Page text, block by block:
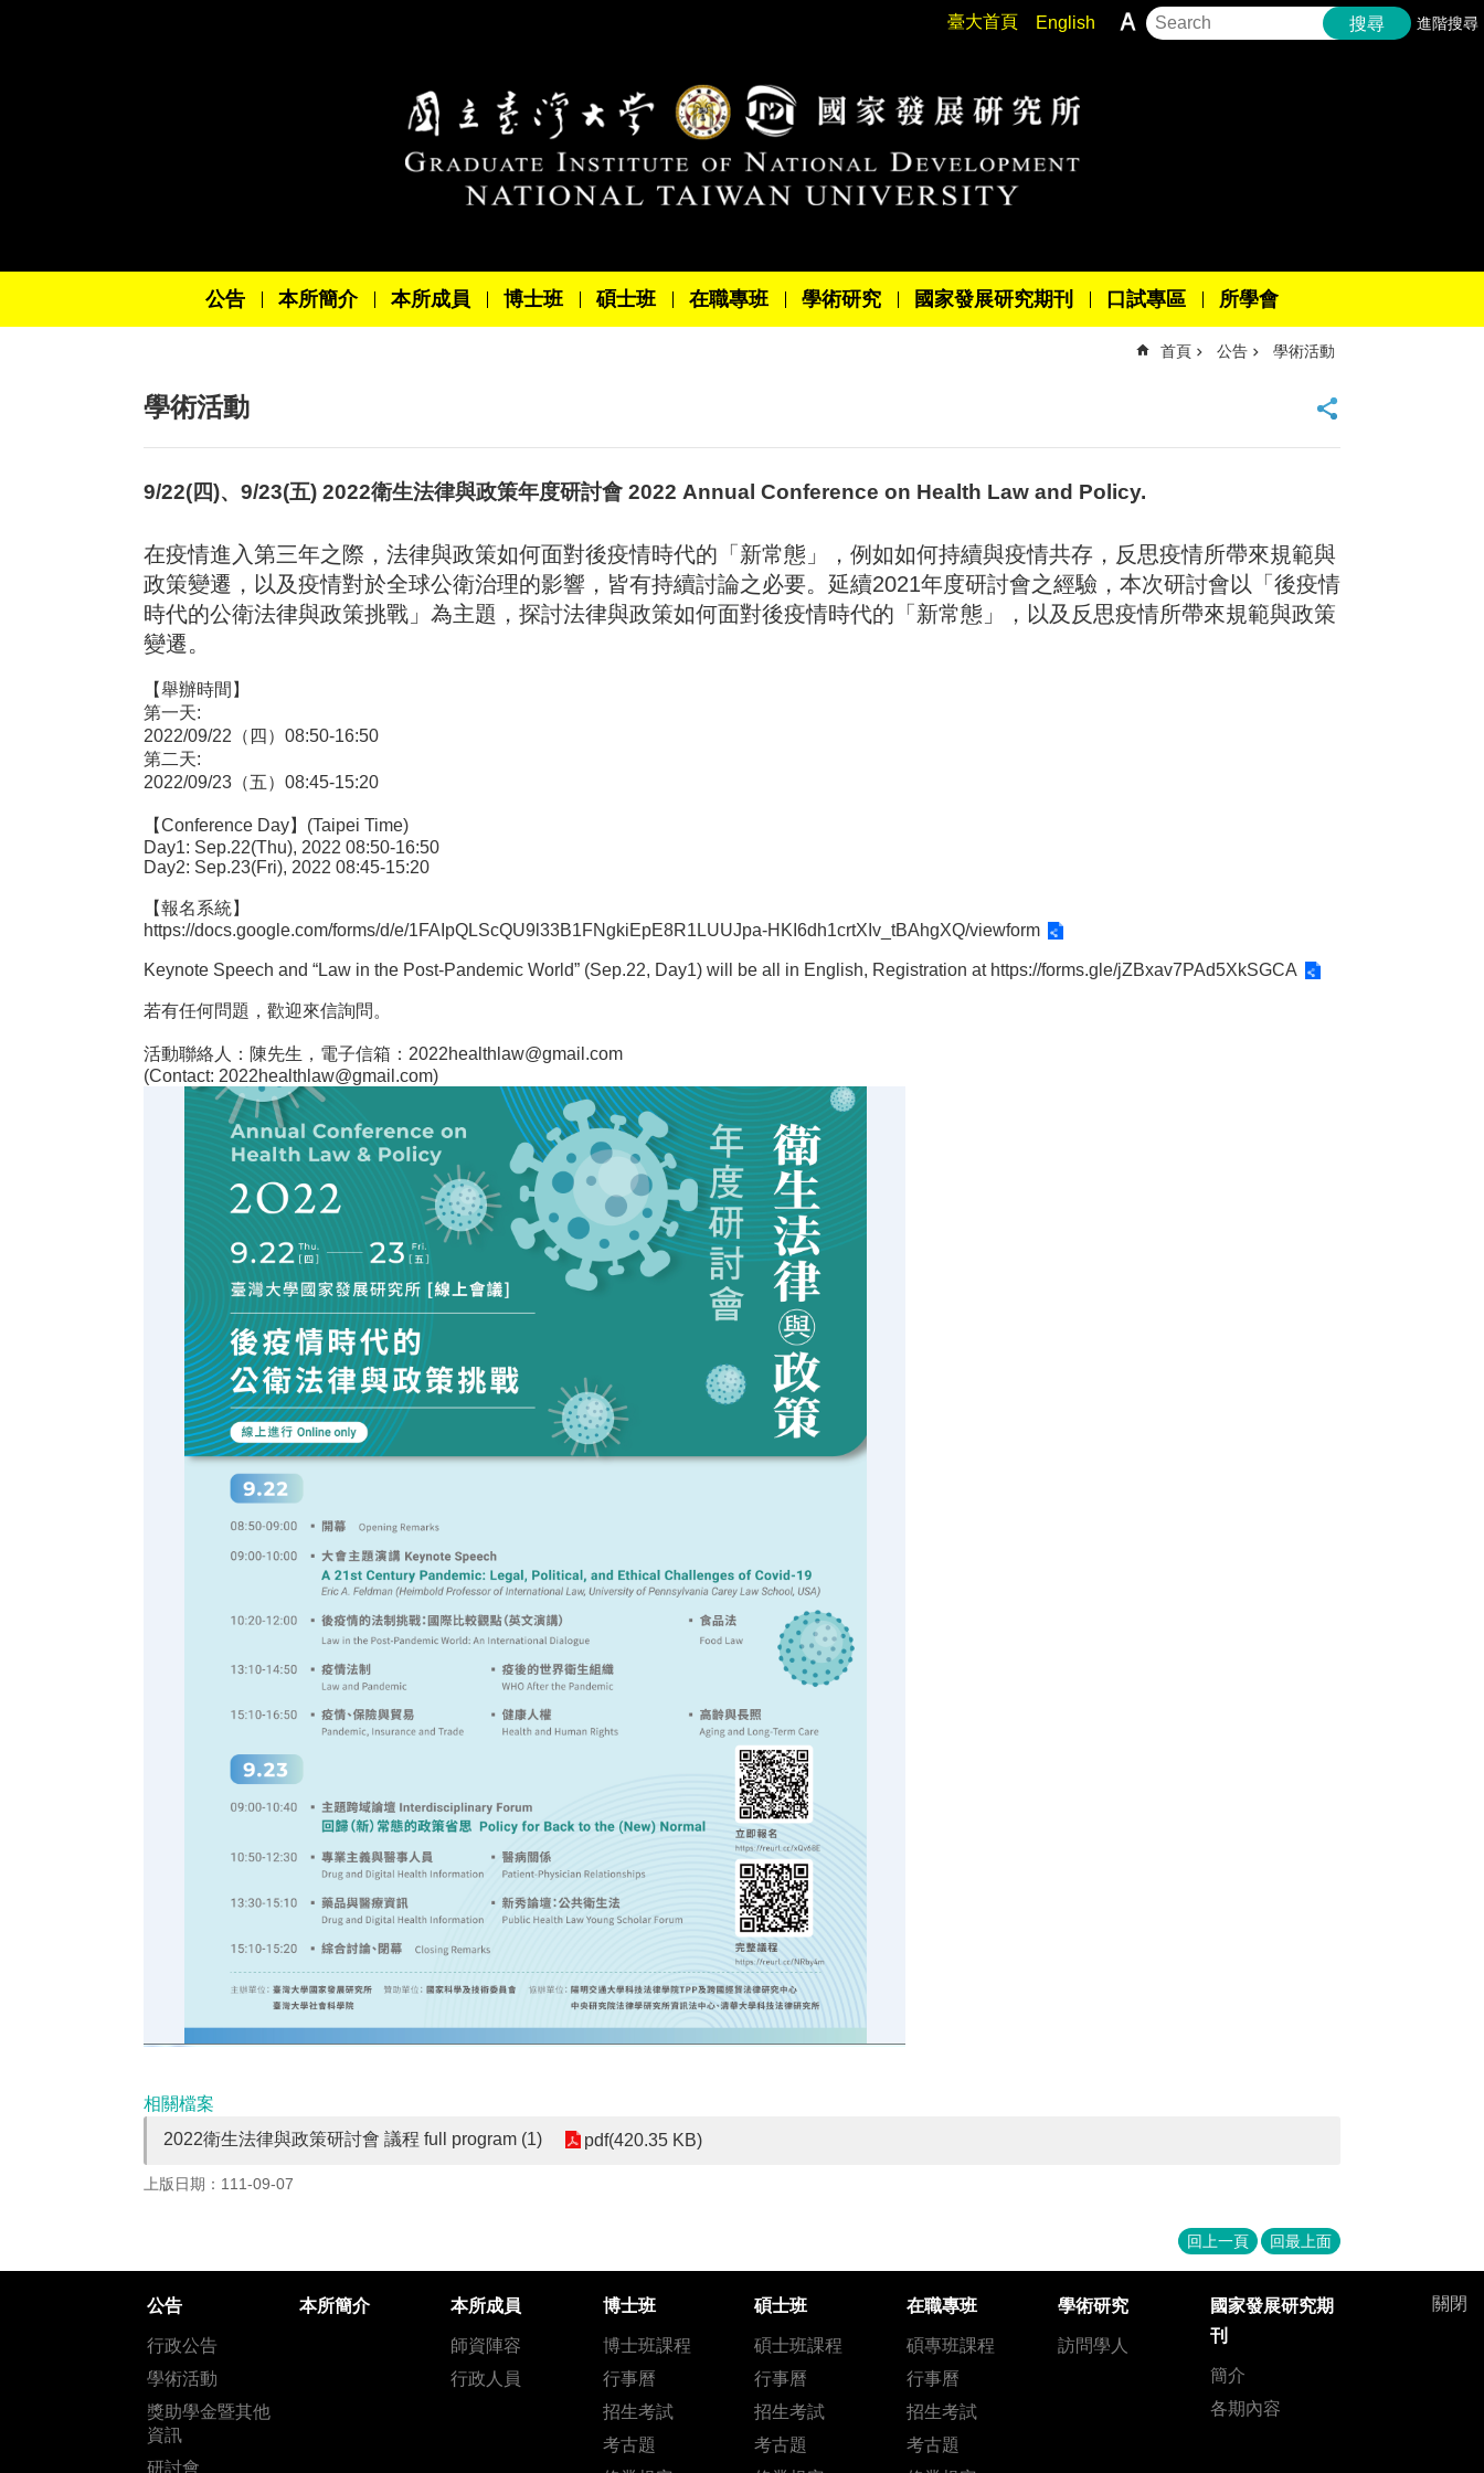
臺大首頁 English 搜尋 進階搜尋
公告 本所簡介 本所成員 博士班 碩士班 在職專班 學術研究 國家發展研究期刊 口試專區 所學會
首頁 公告 學術活動
學術活動
9/22(四)、9/23(五) 2022衛生法律與政策年度研討會 2022 Annual Conference on Health Law and Policy.
在疫情進入第三年之際，法律與政策如何面對後疫情時代的「新常態」，例如如何持續與疫情共存，反思疫情所帶來規範與
政策變遷，以及疫情對於全球公衛治理的影響，皆有持續討論之必要。延續2021年度研討會之經驗，本次研討會以「後疫情
時代的公衛法律與政策挑戰」為主題，探討法律與政策如何面對後疫情時代的「新常態」，以及反思疫情所帶來規範與政策
變遷。
【舉辦時間】
第一天:
2022/09/22（四）08:50-16:50
第二天:
2022/09/23（五）08:45-15:20
【Conference Day】(Taipei Time)
Day1: Sep.22(Thu), 2022 08:50-16:50
Day2: Sep.23(Fri), 2022 08:45-15:20
【報名系統】
https://docs.google.com/forms/d/e/1FAIpQLScQU9l33B1FNgkiEpE8R1LUUJpa-HKI6dh1crtXIv_tBAhgXQ/viewform
Keynote Speech and “Law in the Post-Pandemic World” (Sep.22, Day1) will be all in English, Registration at https://forms.gle/jZBxav7PAd5XkSGCA
若有任何問題，歡迎來信詢問。
活動聯絡人：陳先生，電子信箱： 2022healthlaw@gmail.com
(Contact: 2022healthlaw@gmail.com)
相關檔案
2022衛生法律與政策研討會 議程 full program (1)
pdf(420.35 KB)
上版日期：111-09-07
回上一頁 回最上面
關閉
公告
行政公告
學術活動
獎助學金暨其他
資訊
研討會
本所簡介 本所成員
師資陣容
行政人員
博士班
博士班課程
行事曆
招生考試
考古題
碩士班
碩士班課程
行事曆
招生考試
考古題
在職專班
碩專班課程
行事曆
招生考試
考古題
學術研究
訪問學人
國家發展研究期
刊
簡介
各期內容